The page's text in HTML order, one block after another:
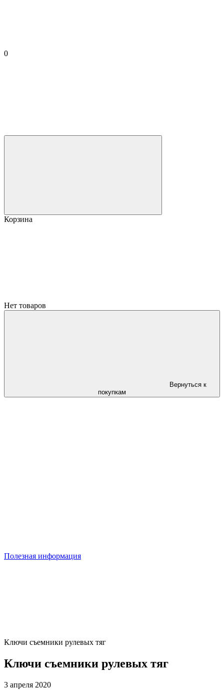
0
Корзина
Нет товаров
Вернуться к
покупкам
Полезная информация
Ключи съемники рулевых тяг
Ключи съемники рулевых тяг
3 апреля 2020